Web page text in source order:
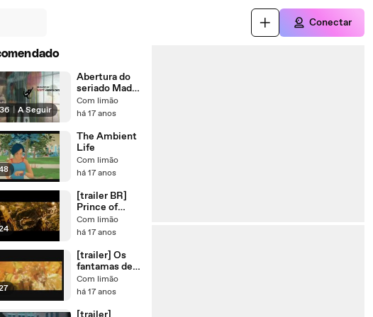
Conectar
| A Seguir
Abertura do
seriado Mad
Men
Com limão
há 17 anos
The Ambient
Life
Com limão
há 17 anos
[trailer BR]
Prince of
Persia - The
Sands of time
Com limão
há 17 anos
[trailer] Os
fantamas de
Scrooge
Com limão
há 17 anos